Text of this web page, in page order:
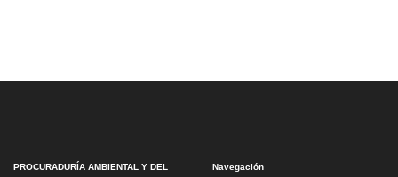
PROCURADURÍA AMBIENTAL Y DEL
Navegación